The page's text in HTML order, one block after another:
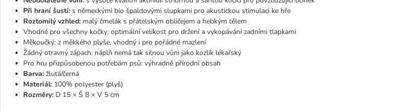
Při hraní šustí: s německými bio špaldovými slupkami pro akustickou stimulaci ke hře
Roztomilý vzhled: malý čmelák s přátelským obličejem a hebkým tělem
Vhodné pro všechny kočky: optimální velikost pro držení a vykopávání zadními tlapkami
Měkoučký: z měkkého plyše, vhodný i pro pořádné mazlení
Žádný otravný zápach: náplň nemá tak silnou vůni jako kozlík lékařský
Pro hru přizpůsobenou potřebám psů: výhradně přírodní obsah
Barva: žlutá/černá
Materiál: 100% polyester (plyš)
Rozměry: D 15 × Š 8 × V 5 cm